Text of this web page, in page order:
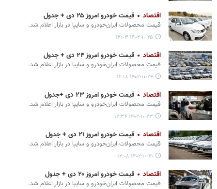
اقتصاد قیمت خودرو امروز ۲۵ دی + جدول
قیمت محصولات ایران‌خودرو و سایپا در بازار اعلام شد.
۱۴۰۲-۱۰-۲۵ ۱۲:۰۳
اقتصاد قیمت خودرو امروز ۲۴ دی + جدول
قیمت محصولات ایران‌خودرو و سایپا در بازار اعلام شد.
۱۴۰۲-۱۰-۲۴ ۱۲:۱۸
اقتصاد قیمت خودرو امروز ۲۳ دی +جدول
قیمت محصولات ایران‌خودرو و سایپا در بازار اعلام شد.
۱۴۰۲-۱۰-۲۳ ۱۲:۳۴
اقتصاد قیمت خودرو امروز ۲۱ دی + جدول
قیمت محصولات ایران‌خودرو و سایپا در بازار اعلام شد.
۱۴۰۲-۱۰-۲۱ ۱۲:۰۸
اقتصاد قیمت خودرو امروز ۲۰ دی + جدول
قیمت محصولات ایران‌خودرو و سایپا در بازار اعلام شد.